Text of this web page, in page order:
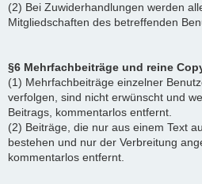
(2) Bei Zuwiderhandlungen werden
Mitgliedschaften des betreffenden
§6 Mehrfachbeiträge und reine
(1) Mehrfachbeiträge einzelner
verfolgen, sind nicht erwünscht und
Beitrags, kommentarlos entfernt.
(2) Beiträge, die nur aus einem Text
bestehen und nur der Verbreitung
kommentarlos entfernt.